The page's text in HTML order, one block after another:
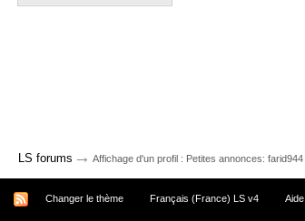
LS forums → Affichage d'un profil : Petites annonces: farid944
Changer le thème Français (France) LS v4 Aide